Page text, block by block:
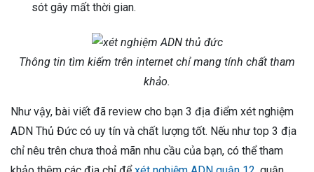
sót gây mất thời gian.
Thông tin tìm kiếm trên internet chỉ mang tính chất tham
khảo.
Như vậy, bài viết đã review cho bạn 3 địa điểm xét nghiệm
ADN Thủ Đức có uy tín và chất lượng tốt. Nếu như top 3 địa
chỉ nêu trên chưa thoả mãn nhu cầu của bạn, có thể tham